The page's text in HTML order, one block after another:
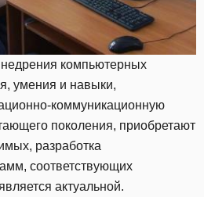
компьютерных
умения и навыки,
коммуникационную
поколения, приобретают
разработка
соответствующих
актуальной.